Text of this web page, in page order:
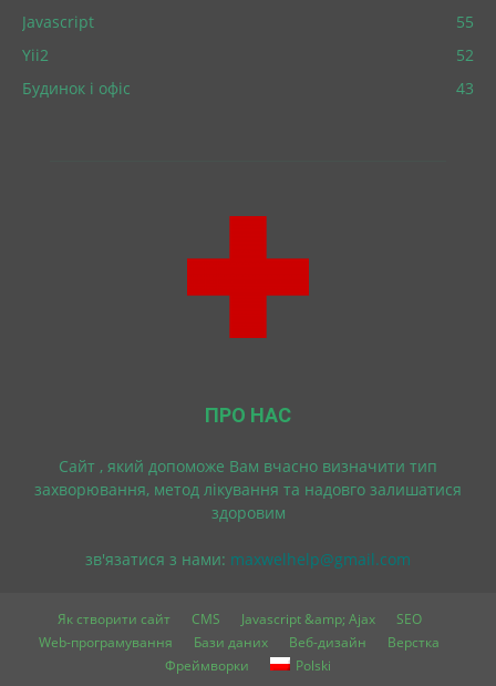
Javascript
55
Yii2
52
Будинок і офіс
43
ПРО НАС
Cайт , який допоможе Вам вчасно визначити тип
захворювання, метод лікування та надовго залишатися
здоровим
зв'язатися з нами: maxwelhelp@gmail.com
Як створити сайт CMS Javascript &amp; Ajax
SEO
Web-програмування
Бази даних Веб-дизайн
Верстка
Фреймворки
Polski